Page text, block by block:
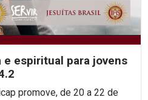
e espiritual para jovens
promove, de 20 a 22 de